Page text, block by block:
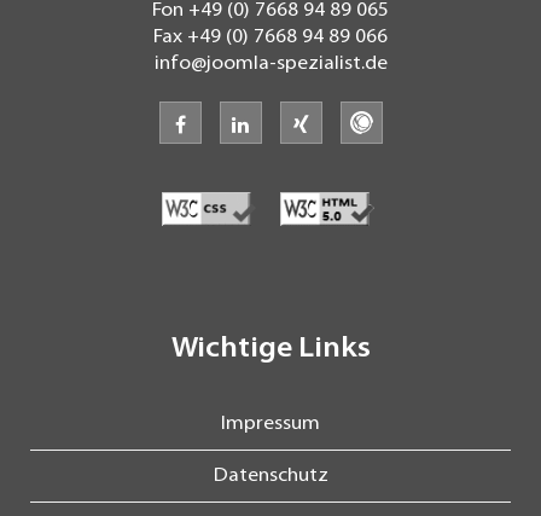
Fon +49 (0) 7668 94 89 065
Fax +49 (0) 7668 94 89 066
info@joomla-spezialist.de
facebooklinkedin xing
Wichtige Links
Impressum
Datenschutz